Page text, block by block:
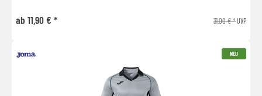
ab 11,90 € * 31,00 € *UVP
NEU